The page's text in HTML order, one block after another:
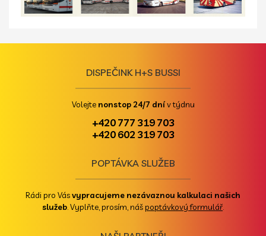
DISPEČINK H+S BUSSI
Volejte nonstop 24/7 dnív týdnu
+420 777 319 703
+420 602 319 703
POPTÁVKA SLUŽEB
Rádi pro Vásvypracujeme nezávaznou kalkulaci našich
služeb . Vyplňte, prosím, nášpoptávkový formulář